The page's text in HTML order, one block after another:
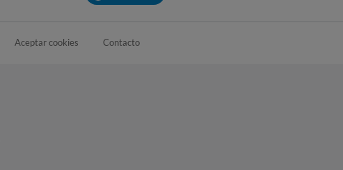
Aceptar cookies Contacto